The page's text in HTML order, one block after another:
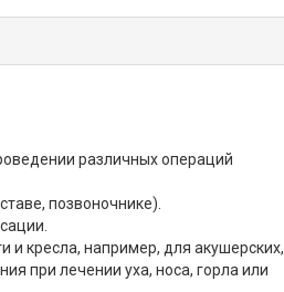
различных операций
позвоночнике).
и кресла, например, для акушерских,
при лечении уха, носа, горла или